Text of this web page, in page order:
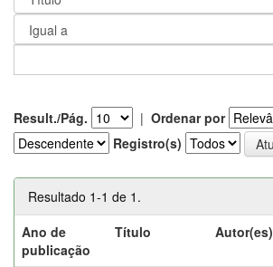
Result./Pág. | Ordenar por
Registro(s)
Resultado 1-1 de 1.
Ano de
publicação
Título Autor(es)